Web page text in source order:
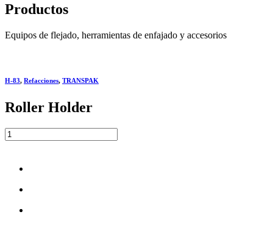
Productos
Equipos de flejado, herramientas de enfajado y accesorios
H-83, Refacciones, TRANSPAK
Roller Holder
Roller
Holder